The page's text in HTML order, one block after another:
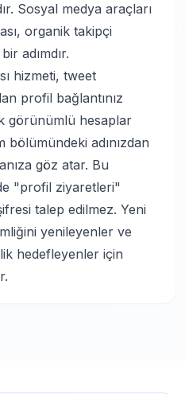
Sosyal medya araçları
organik takipçi
adımdır.
hizmeti, tweet
profil bağlantınız
görünümlü hesaplar
adınızdan
göz atar. Bu
"profil ziyaretleri"
talep edilmez. Yeni
yenileyenler ve
hedefleyenler için